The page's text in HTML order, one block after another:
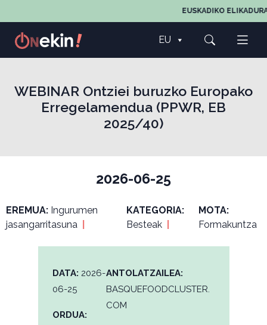
EUSKADIKO
EU
WEBINAR Ontziei buruzko Europako
Erregelamendua (PPWR, EB
2025/40)
2026-06-25
EREMUA: Ingurumen
jasangarritasuna
KATEGORIA:
Besteak
MOTA:
Formakuntza
DATA: 2026-
06-25
ORDUA:
ANTOLATZAILEA:
BASQUEFOODCLUSTER.
COM